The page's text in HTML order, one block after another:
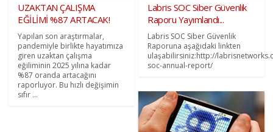
UZAKTAN ÇALIŞMA
EĞİLİMİ %87 ARTACAK!
Yapılan son araştırmalar,
pandemiyle birlikte hayatımıza
giren uzaktan çalışma
eğiliminin 2025 yılına kadar
%87 oranda artacağını
raporluyor. Bu hızlı değişimin
sıfır ...
Labris SOC Siber Güvenlik
Raporu Yayımlandı...
Labris SOC Siber Güvenlik
Raporuna aşağıdaki linkten
ulaşabilirsiniz:http://
soc-annual-report/